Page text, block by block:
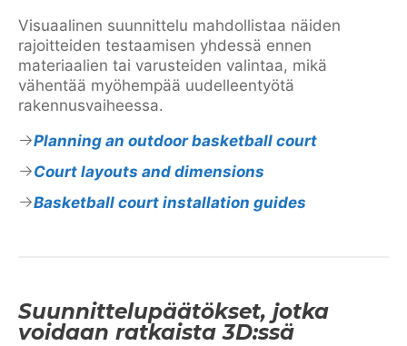
Visuaalinen suunnittelu mahdollistaa näiden
rajoitteiden testaamisen yhdessä ennen
materiaalien tai varusteiden valintaa, mikä
vähentää myöhempää uudelleentyötä
rakennusvaiheessa.
Planning an outdoor basketball court
Court layouts and dimensions
Basketball court installation guides
Suunnittelupäätökset, jotka
voidaan ratkaista 3D:ssä